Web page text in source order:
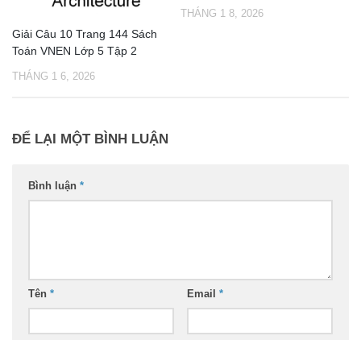
Giải Câu 10 Trang 144 Sách
Toán VNEN Lớp 5 Tập 2
THÁNG 1 6, 2026
THÁNG 1 8, 2026
ĐỂ LẠI MỘT BÌNH LUẬN
Bình luận *
Tên * Email *